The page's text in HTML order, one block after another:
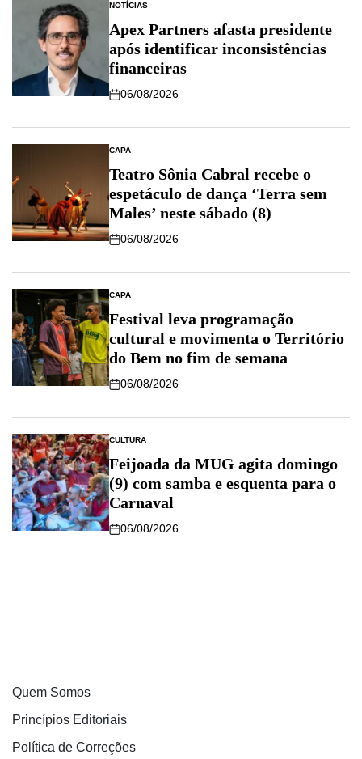
NOTÍCIAS
Apex Partners afasta presidente
após identificar inconsistências
financeiras
06/08/2026
CAPA
Teatro Sônia Cabral recebe o
espetáculo de dança ‘Terra sem
Males’ neste sábado (8)
06/08/2026
CAPA
Festival leva programação
cultural e movimenta o Território
do Bem no fim de semana
06/08/2026
CULTURA
Feijoada da MUG agita domingo
(9) com samba e esquenta para o
Carnaval
06/08/2026
Quem Somos
Princípios Editoriais
Política de Correções